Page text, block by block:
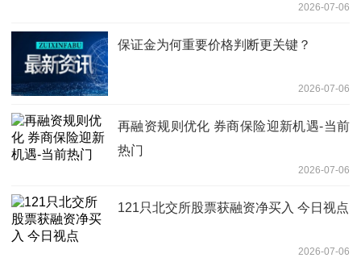
2026-07-06
保证金为何重要价格判断更关键？
2026-07-06
再融资规则优化 券商保险迎新机遇-当前
热门
2026-07-06
121只北交所股票获融资净买入 今日视点
2026-07-06